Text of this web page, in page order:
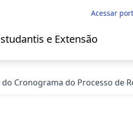
Acessar
e Extensão
do Cronograma do Processo de